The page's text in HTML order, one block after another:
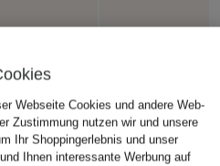
Webseite Cookies und andere Web-
Zustimmung nutzen wir und unsere
Ihr Shoppingerlebnis und unser
Ihnen interessante Werbung auf